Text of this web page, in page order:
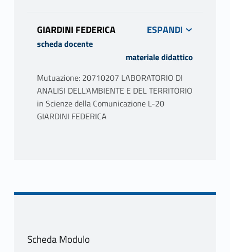
GIARDINI FEDERICA
scheda docente
materiale didattico
Mutuazione: 20710207 LABORATORIO DI
ANALISI DELL'AMBIENTE E DEL TERRITORIO
in Scienze della Comunicazione L-20
GIARDINI FEDERICA
Scheda Modulo